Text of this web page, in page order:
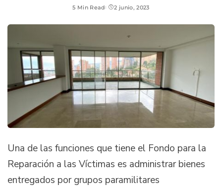
5 Min Read 2 junio, 2023
Una de las funciones que tiene el Fondo para la
Reparación a las Víctimas es administrar bienes
entregados por grupos paramilitares